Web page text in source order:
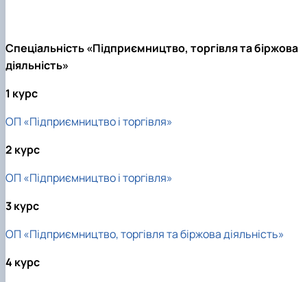
Спеціальність «Підприємництво, торгівля та біржова
діяльність»
1 курс
ОП «Підприємництво і торгівля»
2 курс
ОП «Підприємництво і торгівля»
3 курс
ОП «Підприємництво, торгівля та біржова діяльність»
4 курс